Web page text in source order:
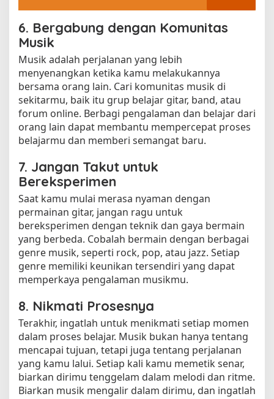
6. Bergabung dengan Komunitas
Musik
Musik adalah perjalanan yang lebih
menyenangkan ketika kamu melakukannya
bersama orang lain. Cari komunitas musik di
sekitarmu, baik itu grup belajar gitar, band, atau
forum online. Berbagi pengalaman dan belajar dari
orang lain dapat membantu mempercepat proses
belajarmu dan memberi semangat baru.
7. Jangan Takut untuk
Bereksperimen
Saat kamu mulai merasa nyaman dengan
permainan gitar, jangan ragu untuk
bereksperimen dengan teknik dan gaya bermain
yang berbeda. Cobalah bermain dengan berbagai
genre musik, seperti rock, pop, atau jazz. Setiap
genre memiliki keunikan tersendiri yang dapat
memperkaya pengalaman musikmu.
8. Nikmati Prosesnya
Terakhir, ingatlah untuk menikmati setiap momen
dalam proses belajar. Musik bukan hanya tentang
mencapai tujuan, tetapi juga tentang perjalanan
yang kamu lalui. Setiap kali kamu memetik senar,
biarkan dirimu tenggelam dalam melodi dan ritme.
Biarkan musik mengalir dalam dirimu, dan ingatlah